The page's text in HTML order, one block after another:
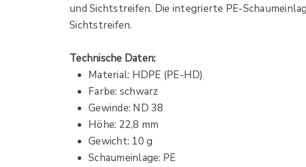
und Sichtstreifen. Die integrierte PE-
Sichtstreifen.
Technische Daten:
Material: HDPE (PE-HD)
Farbe: schwarz
Gewinde: ND 38
Höhe: 22,8 mm
Gewicht: 10 g
Schaumeinlage: PE